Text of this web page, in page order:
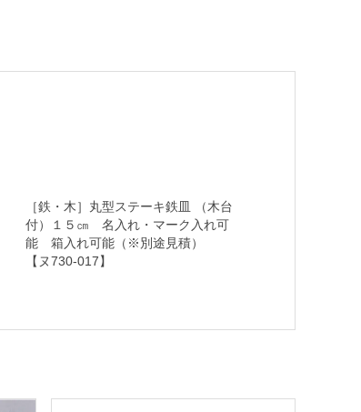
［鉄・木］丸型ステーキ鉄皿 （木台
付）１５㎝ 名入れ・マーク入れ可
能 箱入れ可能（※別途見積）
【ヌ730-017】